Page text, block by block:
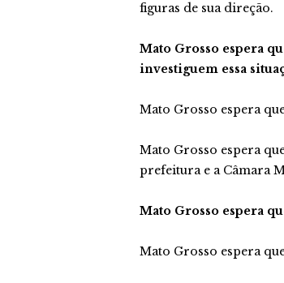
figuras de sua direção.
Mato Grosso espera
investiguem essa
Mato Grosso espera
Mato Grosso espera
prefeitura e a Câmara
Mato Grosso espera
Mato Grosso espera